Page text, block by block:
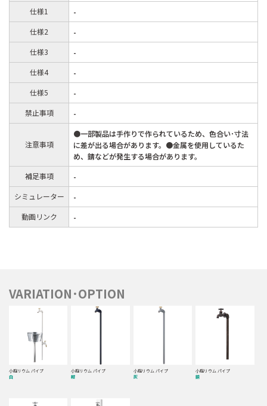
仕様1
-
仕様2
-
仕様3
-
仕様4
-
仕様5
-
禁止事項
-
注意事項
●一部製品は手作りで作られているため、色合い･寸法
に差が出る場合があります。●金属を使用しているた
め、錆などが発生する場合があります。
補足事項
-
シミュレーター
-
動画リンク
-
VARIATION･OPTION
小庭リウム パイプ
白
小庭リウム パイプ
紺
小庭リウム パイプ
灰
小庭リウム パイプ
銅